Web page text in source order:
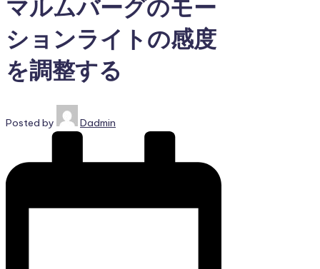
マルムバーグのモー
ションライトの感度
を調整する
Posted by Dadmin